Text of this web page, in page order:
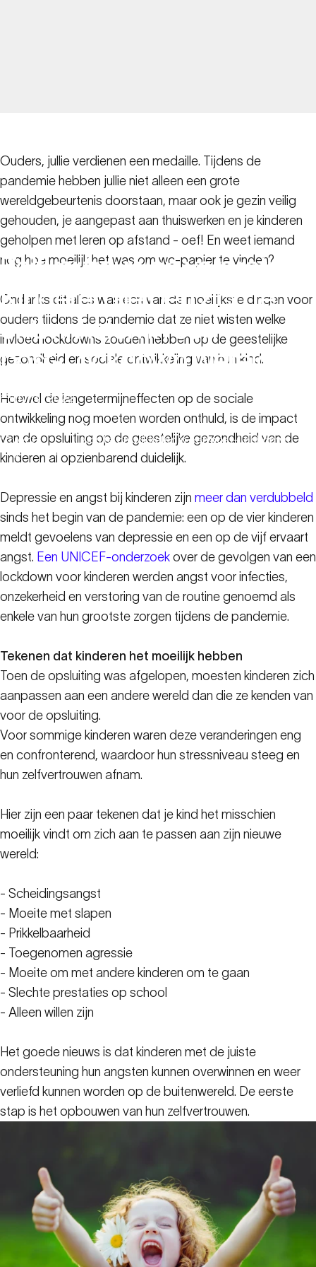
Zelfvertrouwenvergroten:
Kinderenhelpenzichte
ontwikkelenineen
post-Lockdown wereld
11 mei 2022
Hulpbronnen
voor
gezinnen
Zelfvertrouwen vergroten: Kinderen helpen
zich te ontwikkelen in een post-Lockdown
wereld
Ouders, jullie verdienen een medaille. Tijdens de
pandemie hebben jullie niet alleen een grote
wereldgebeurtenis doorstaan, maar ook je gezin veilig
gehouden, je aangepast aan thuiswerken en je kinderen
geholpen met leren op afstand - oef! En weet iemand
nog hoe moeilijk het was om wc-papier te vinden?
Ondanks dit alles was een van de moeilijkste dingen voor
ouders tijdens de pandemie dat ze niet wisten welke
invloed lockdowns zouden hebben op de geestelijke
gezondheid en sociale ontwikkeling van hun kind.
Hoewel de langetermijneffecten op de sociale
ontwikkeling nog moeten worden onthuld, is de impact
van de opsluiting op de geestelijke gezondheid van de
kinderen al opzienbarend duidelijk.
Depressie en angst bij kinderen zijn meer dan verdubbeld
sinds het begin van de pandemie: een op de vier kinderen
meldt gevoelens van depressie en een op de vijf ervaart
angst. Een UNICEF-onderzoek over de gevolgen van een
lockdown voor kinderen werden angst voor infecties,
onzekerheid en verstoring van de routine genoemd als
enkele van hun grootste zorgen tijdens de pandemie.
Tekenen dat kinderen het moeilijk hebben
Toen de opsluiting was afgelopen, moesten kinderen zich
aanpassen aan een andere wereld dan die ze kenden van
voor de opsluiting.
Voor sommige kinderen waren deze veranderingen eng
en confronterend, waardoor hun stressniveau steeg en
hun zelfvertrouwen afnam.
Hier zijn een paar tekenen dat je kind het misschien
moeilijk vindt om zich aan te passen aan zijn nieuwe
wereld:
- Scheidingsangst
- Moeite met slapen
- Prikkelbaarheid
- Toegenomen agressie
- Moeite om met andere kinderen om te gaan
- Slechte prestaties op school
- Alleen willen zijn
Het goede nieuws is dat kinderen met de juiste
ondersteuning hun angsten kunnen overwinnen en weer
verliefd kunnen worden op de buitenwereld. De eerste
stap is het opbouwen van hun zelfvertrouwen.